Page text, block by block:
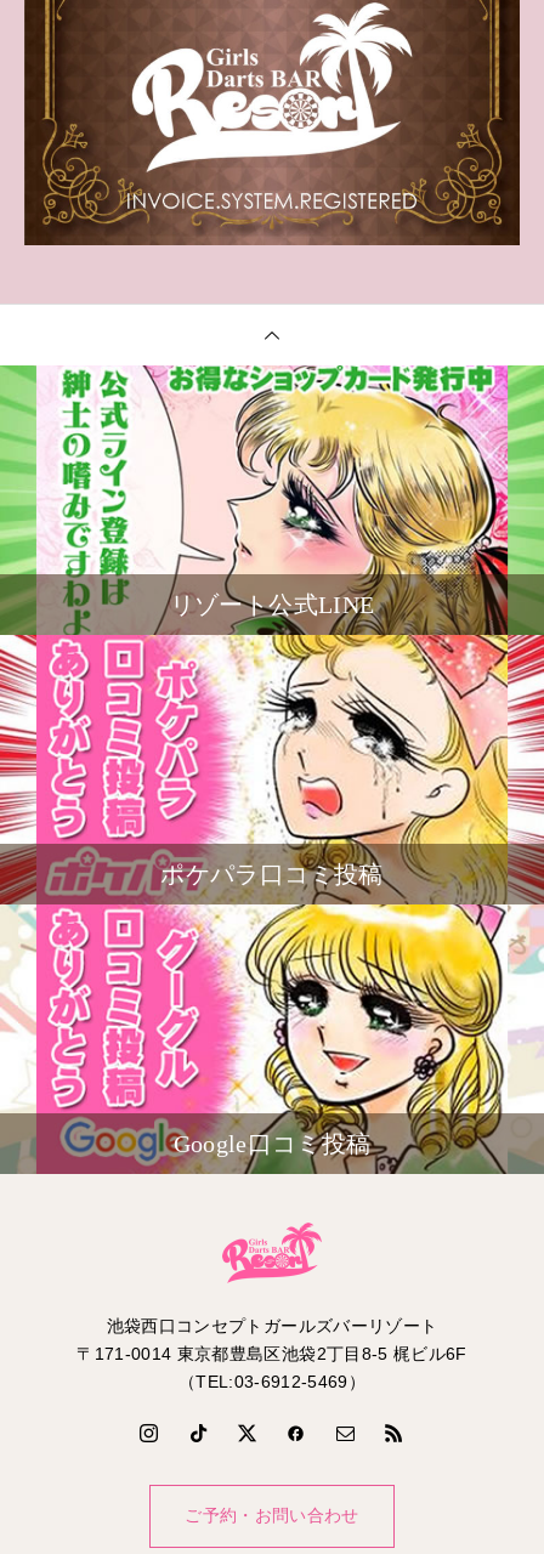
リゾート公式LINE
ポケパラ口コミ投稿
Google口コミ投稿
池袋西口コンセプトガールズバーリゾート
〒171-0014 東京都豊島区池袋2丁目8-5 梶ビル6F
（TEL:03-6912-5469）
ご予約・お問い合わせ